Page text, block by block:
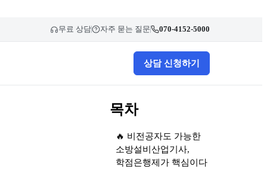
무료 상담 자주 묻는 질문 070-4152-5000
상담 신청하기
목차
🔥 비전공자도 가능한
소방설비산업기사,
학점은행제가 핵심이다